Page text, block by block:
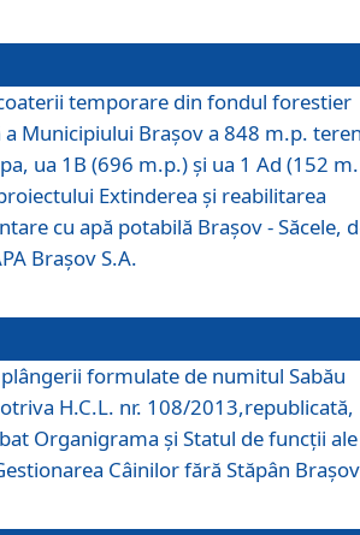
temporare din fondul forestier
Municipiului Braşov a 848 m.p.
ua 1B (696 m.p.) şi ua 1 Ad (152
Extinderea şi reabilitarea
cu apă potabilă Braşov - Săcele,
Braşov S.A.
formulate de numitul Sabău
H.C.L. nr. 108/2013,republicată,
Organigrama şi Statul de funcţii ale
Câinilor fără Stăpân